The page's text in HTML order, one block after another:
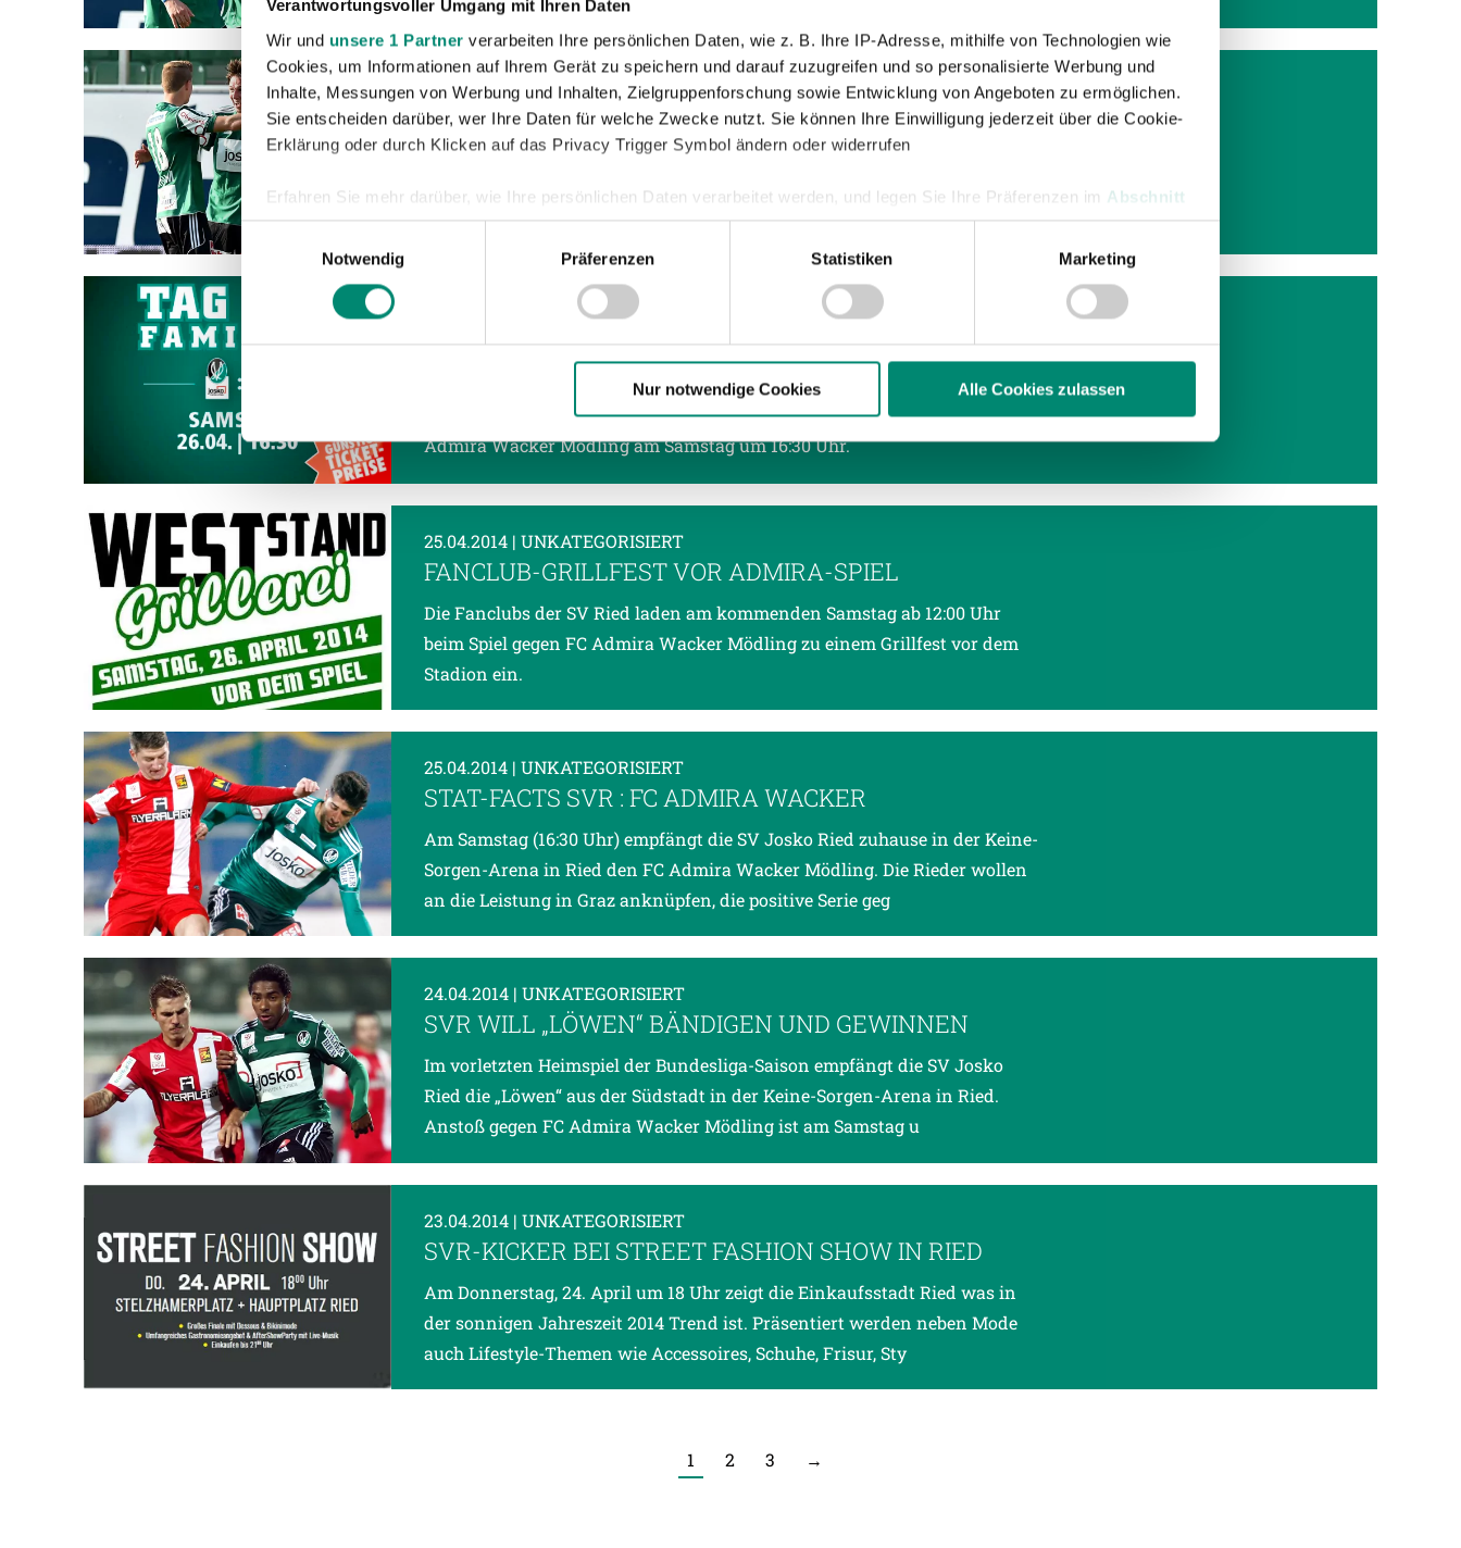
Verantwortungsvoller Umgang mit Ihren Daten
Wir und unsere 1 Partner verarbeiten Ihre persönlichen Daten, wie z. B. Ihre IP-Adresse, mithilfe von Technologien wie
Cookies, um Informationen auf Ihrem Gerät zu speichern und darauf zuzugreifen und so personalisierte Werbung und
Inhalte, Messungen von Werbung und Inhalten, Zielgruppenforschung sowie Entwicklung von Angeboten zu ermöglichen.
Sie entscheiden darüber, wer Ihre Daten für welche Zwecke nutzt. Sie können Ihre Einwilligung jederzeit über die Cookie-
Erklärung oder durch Klicken auf das Privacy Trigger Symbol ändern oder widerrufen
Erfahren Sie mehr darüber, wie Ihre persönlichen Daten verarbeitet werden, und legen Sie Ihre Präferenzen im Abschnitt
Einzelheitenfest.
Wir verwenden Cookies, um Inhalte und Anzeigen zu personalisieren, Funktionen für soziale Medien anbieten zu können
und die Zugriffe auf unsere Website zu analysieren. Außerdem geben wir Informationen zu Ihrer Verwendung unserer
Weitere Details, insbesondere zu Speicherdauer und Empfänger entnehmen Sie unserer
Notwendig
Präferenzen Statistiken Marketing
Nur notwendige Cookies Alle Cookies zulassen
und Thomas Gebauer (5%).
26.04.2014| UNKATEGORISIERT
3:0 HEIMSIEG GEGEN ADMIRA WACKER
Die SV Josko Ried konnte in der 34. Runde die positive Serie gegen
Lieblingsgegner FC Admira Wacker Mödling ausbauen und einen 3:0
Heimsieg feiern. Die Gäste aus der Südstadt starteten zwar in der
| UNKATEGORISIERT
MIT DER OÖ. FAMILIENKARTE ZUM SPIEL GEGEN
ADMIRA WACKER
Bereits ab 18 Euro mit der gesamten Familie zum Bundesliga-Spiel gegen
Admira Wacker Mödling am Samstag um 16:30 Uhr.
25.04.2014 | UNKATEGORISIERT
FANCLUB-GRILLFEST VOR ADMIRA-SPIEL
Die Fanclubs der SV Ried laden am kommenden Samstag ab 12:00 Uhr
beim Spiel gegen FC Admira Wacker Mödling zu einem Grillfest vor dem
Stadion ein.
25.04.2014 | UNKATEGORISIERT
STAT-FACTS SVR : FC ADMIRA WACKER
Am Samstag (16:30 Uhr) empfängt die SV Josko Ried zuhause in der Keine-
Sorgen-Arena in Ried den FC Admira Wacker Mödling. Die Rieder wollen
an die Leistung in Graz anknüpfen, die positive Serie geg
24.04.2014 | UNKATEGORISIERT
SVR WILL „LÖWEN“ BÄNDIGEN UND GEWINNEN
Im vorletzten Heimspiel der Bundesliga-Saison empfängt die SV Josko
Ried die „Löwen“ aus der Südstadt in der Keine-Sorgen-Arena in Ried.
Anstoß gegen FC Admira Wacker Mödling ist am Samstag u
23.04.2014 | UNKATEGORISIERT
SVR-KICKER BEI STREET FASHION SHOW IN RIED
Am Donnerstag, 24. April um 18 Uhr zeigt die Einkaufsstadt Ried was in
der sonnigen Jahreszeit 2014 Trend ist. Präsentiert werden neben Mode
auch Lifestyle-Themen wie Accessoires, Schuhe, Frisur, Sty
1 2 3 →